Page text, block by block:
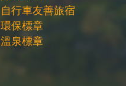
自行車友善旅宿
環保標章
溫泉標章